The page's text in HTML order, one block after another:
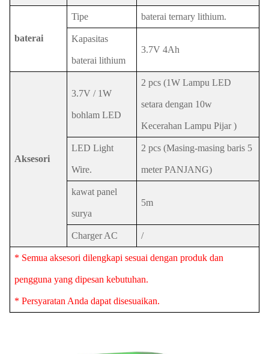
baterai
Tipe baterai ternary lithium.
Kapasitas
baterai lithium
3.7V 4Ah
Aksesori
3.7V / 1W
bohlam LED
2 pcs (1W Lampu LED
setara dengan 10w
Kecerahan Lampu Pijar )
LED Light
Wire.
2 pcs (Masing-masing baris 5
meter PANJANG)
kawat panel
surya
5m
Charger AC /
* Semua aksesori dilengkapi sesuai dengan produk dan
pengguna yang dipesan kebutuhan.
* Persyaratan Anda dapat disesuaikan.